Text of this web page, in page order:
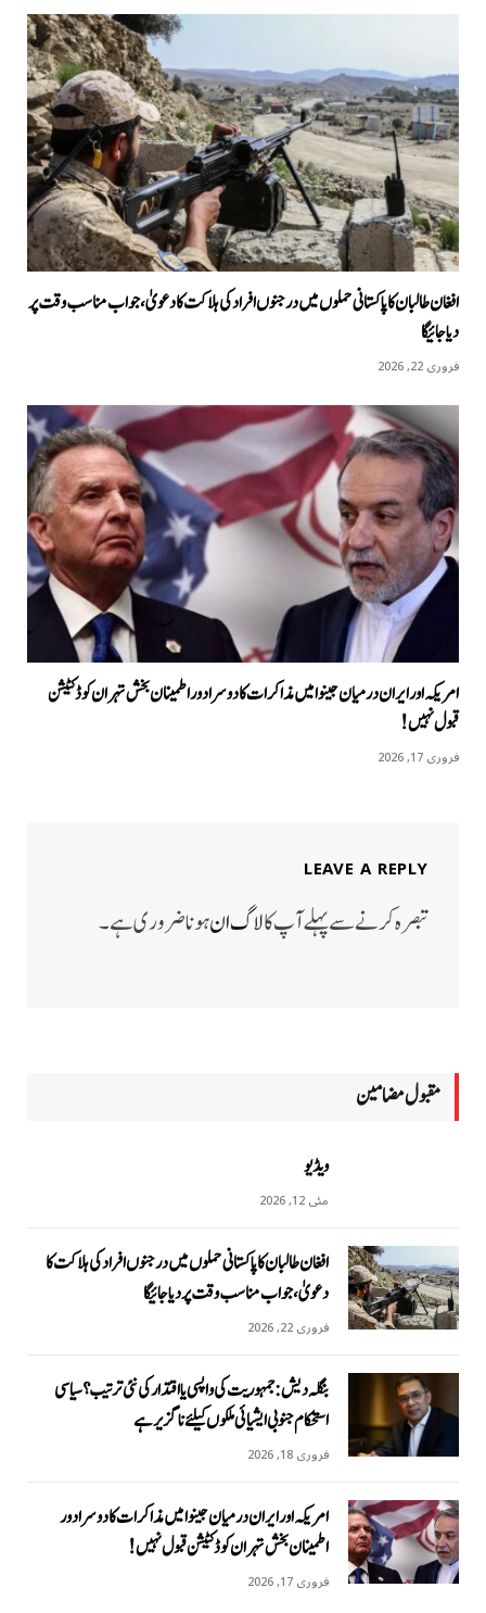
افغان طالبان کا پاکستانی حملوں میں درجنوں افراد کی ہلاکت کا دعویٰ، جواب مناسب وقت پر
دیا جائیگا
فروری 22, 2026
امریکہ اور ایران درمیان جینوا میں مذاکرات کا دوسرا دور اطمینان بخش تہران کو ڈکٹیشن
قبول نہیں!
فروری 17, 2026
LEAVE A REPLY
تبصرہ کرنے سے پہلے آپ کالاگ انہونا ضروری ہے۔
مقبول مضامين
ویڈیو
مئی 12, 2026
افغان طالبان کا پاکستانی حملوں میں درجنوں افراد کی ہلاکت کا
دعویٰ، جواب مناسب وقت پر دیا جائیگا
فروری 22, 2026
بنگلہ دیش: جمہوریت کی واپسی یا اقتدار کی نئی ترتیب؟ سیاسی
استحکام جنوبی ایشیائی ملکوں کیلئے ناگزیر ہے
فروری 18, 2026
امریکہ اور ایران درمیان جینوا میں مذاکرات کا دوسرا دور
اطمینان بخش تہران کو ڈکٹیشن قبول نہیں!
فروری 17, 2026